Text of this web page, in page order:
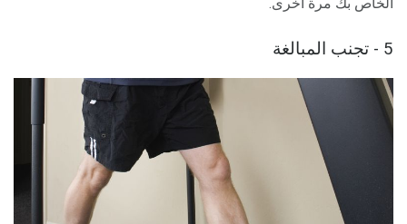
5 - تجنب المبالغة